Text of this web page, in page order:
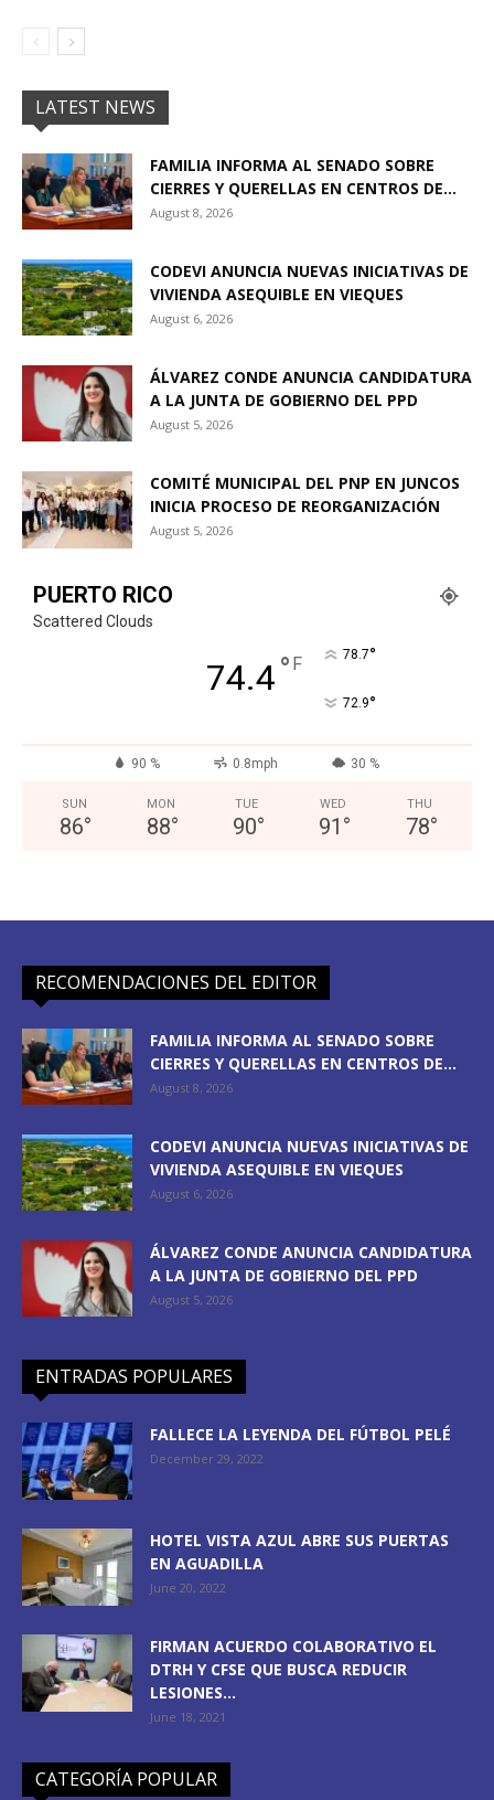
LATEST NEWS
FAMILIA INFORMA AL SENADO SOBRE
CIERRES Y QUERELLAS EN CENTROS DE...
August 8, 2026
CODEVI ANUNCIA NUEVAS INICIATIVAS DE
VIVIENDA ASEQUIBLE EN VIEQUES
August 6, 2026
ÁLVAREZ CONDE ANUNCIA CANDIDATURA
A LA JUNTA DE GOBIERNO DEL PPD
August 5, 2026
COMITÉ MUNICIPAL DEL PNP EN JUNCOS
INICIA PROCESO DE REORGANIZACIÓN
August 5, 2026
PUERTO RICO
Scattered Clouds
74.4° F 78.7°
72.9°
90 % 0.8mph 30 %
SUN
86°
MON
88°
TUE
90°
WED
91 °
THU
78°
RECOMENDACIONES DEL EDITOR
FAMILIA INFORMA AL SENADO SOBRE
CIERRES Y QUERELLAS EN CENTROS DE...
August 8, 2026
CODEVI ANUNCIA NUEVAS INICIATIVAS DE
VIVIENDA ASEQUIBLE EN VIEQUES
August 6, 2026
ÁLVAREZ CONDE ANUNCIA CANDIDATURA
A LA JUNTA DE GOBIERNO DEL PPD
August 5, 2026
ENTRADAS POPULARES
FALLECE LA LEYENDA DEL FÚTBOL PELÉ
December 29, 2022
HOTEL VISTA AZUL ABRE SUS PUERTAS
EN AGUADILLA
June 20, 2022
FIRMAN ACUERDO COLABORATIVO EL
DTRH Y CFSE QUE BUSCA REDUCIR
LESIONES...
June 18, 2021
CATEGORÍA POPULAR